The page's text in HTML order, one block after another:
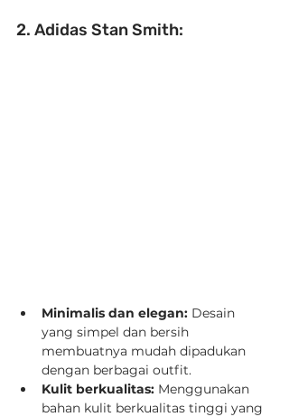
2. Adidas Stan Smith:
Minimalis dan elegan: Desain
yang simpel dan bersih
membuatnya mudah dipadukan
dengan berbagai outfit.
Kulit berkualitas: Menggunakan
bahan kulit berkualitas tinggi yang